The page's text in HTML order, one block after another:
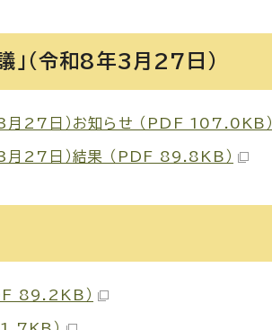
」（令和8年3月27日）
3月27日）お知らせ （PDF 107.0KB）
3月27日）結果 （PDF 89.8KB）
89.2KB）